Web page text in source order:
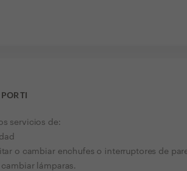
TI
servicios de:
o cambiar enchufes o interruptores de
cambiar lámparas.